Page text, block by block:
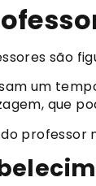
são
um
que
professor